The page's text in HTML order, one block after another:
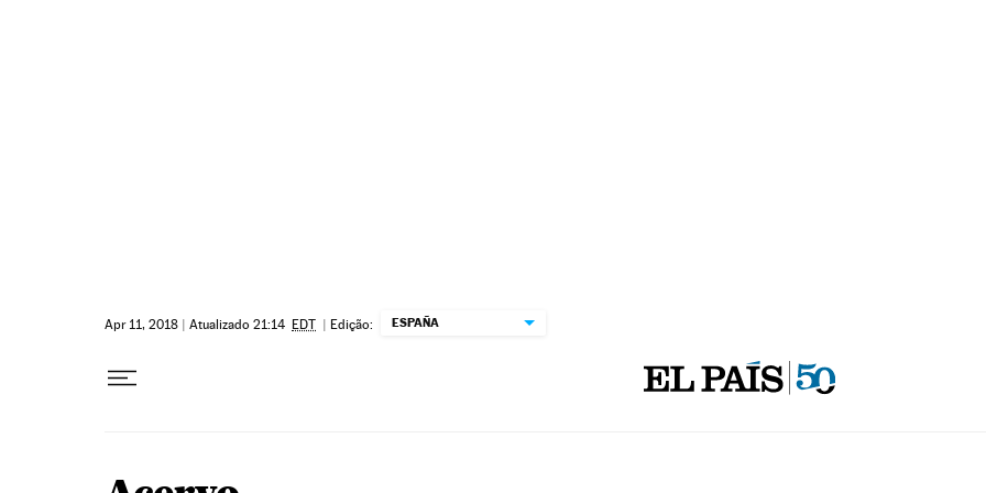
Apr 11, 2018 | Atualizado 21:14 EDT | Edição: ESPAÑA